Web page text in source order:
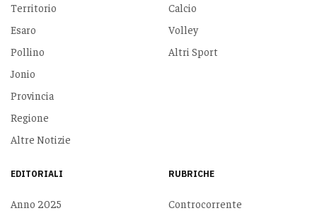
Territorio
Esaro
Pollino
Jonio
Provincia
Regione
Altre Notizie
Calcio
Volley
Altri Sport
EDITORIALI
Anno 2025
RUBRICHE
Controcorrente